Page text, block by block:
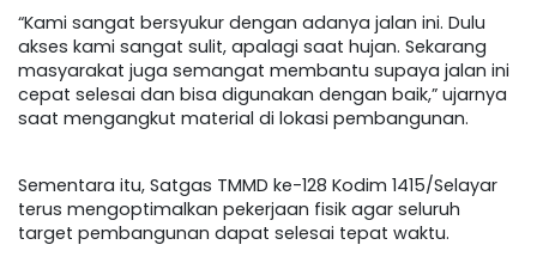
“Kami sangat bersyukur dengan adanya jalan ini. Dulu
akses kami sangat sulit, apalagi saat hujan. Sekarang
masyarakat juga semangat membantu supaya jalan ini
cepat selesai dan bisa digunakan dengan baik,” ujarnya
saat mengangkut material di lokasi pembangunan.
Sementara itu, Satgas TMMD ke-128 Kodim 1415/Selayar
terus mengoptimalkan pekerjaan fisik agar seluruh
target pembangunan dapat selesai tepat waktu.